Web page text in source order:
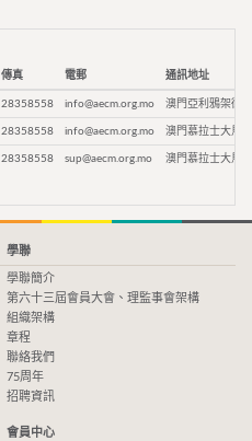
傳真 電郵 通訊地址
28358558 info@aecm.org.mo 澳門亞利鴉架街9
28358558 info@aecm.org.mo 澳門慕拉士大馬
28358558 sup@aecm.org.mo 澳門慕拉士大馬
學聯
學聯簡介
第六十三屆會員大會、理監事會架構
組織架構
章程
聯絡我們
75周年
招聘資訊
會員中心